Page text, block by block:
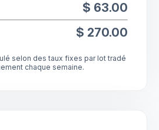
$ 63.00
$ 270.00
selon des taux fixes par lot tradé
chaque semaine.